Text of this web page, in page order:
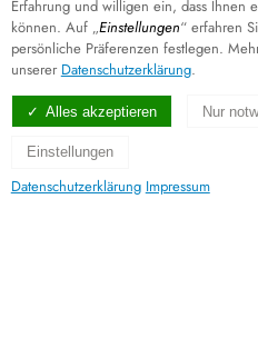
Erfahrung und willigen ein, dass Ihnen
können. Auf „Einstellungen“ erfahren
persönliche Präferenzen festlegen.
unserer Datenschutzerklärung.
Alles akzeptieren Nur
Einstellungen
Datenschutzerklärung Impressum